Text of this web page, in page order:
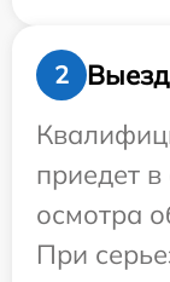
2
приедет
осмотра
При